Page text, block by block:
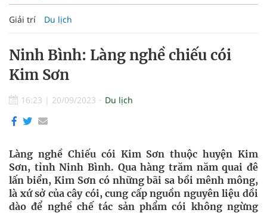
Giải trí Du lịch
Ninh Bình: Làng nghề chiếu cói
Kim Sơn
16:23 | 20/09/2023 Du lịch
Làng nghề Chiếu cói Kim Sơn thuộc huyện Kim
Sơn, tỉnh Ninh Bình. Qua hàng trăm năm quai đê
lấn biển, Kim Sơn có những bãi sa bồi mênh mông,
là xứ sở của cây cói, cung cấp nguồn nguyên liệu dồi
dào để nghề chế tác sản phẩm cói không ngừng